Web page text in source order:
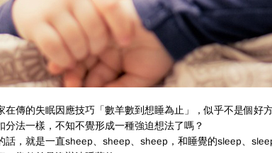
在傳的失眠因應技巧「數羊數到想睡為止」，似乎不是個好
法一樣，不知不覺形成一種強迫想法了嗎？
話，就是一直sheep、sheep、sheep，和睡覺的sleep、